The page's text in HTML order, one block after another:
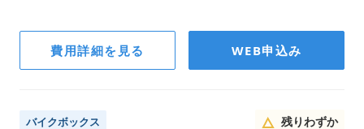
階数
費用詳細を見る WEB申込み
バイクボックス 残りわずか